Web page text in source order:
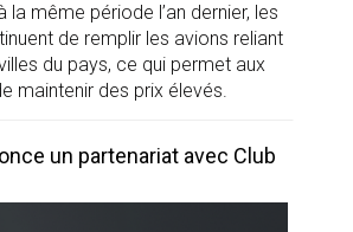
la même période l’an dernier, les
de remplir les avions reliant
du pays, ce qui permet aux
maintenir des prix élevés.
un partenariat avec Club